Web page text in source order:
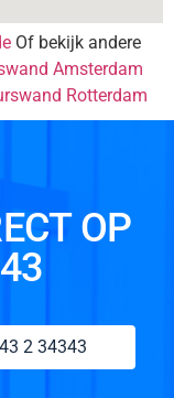
Of bekijk andere
Amsterdam
Rotterdam
OP
2 34343